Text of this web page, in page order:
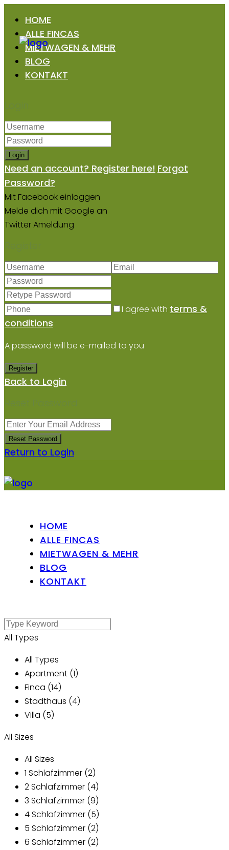
HOME
ALLE FINCAS
MIETWAGEN & MEHR
BLOG
KONTAKT
Login
Login
Need an account? Register here! Forgot
Password?
Mit Facebook einloggen
Melde dich mit Google an
Twitter Ameldung
Register
I agree with terms &
conditions
A password will be e-mailed to you
Register
Back to Login
Reset Password
Reset Password
Return to Login
HOME
ALLE FINCAS
MIETWAGEN & MEHR
BLOG
KONTAKT
All Types
All Types
Apartment (1)
Finca (14)
Stadthaus (4)
Villa (5)
All Sizes
All Sizes
1 Schlafzimmer (2)
2 Schlafzimmer (4)
3 Schlafzimmer (9)
4 Schlafzimmer (5)
5 Schlafzimmer (2)
6 Schlafzimmer (2)